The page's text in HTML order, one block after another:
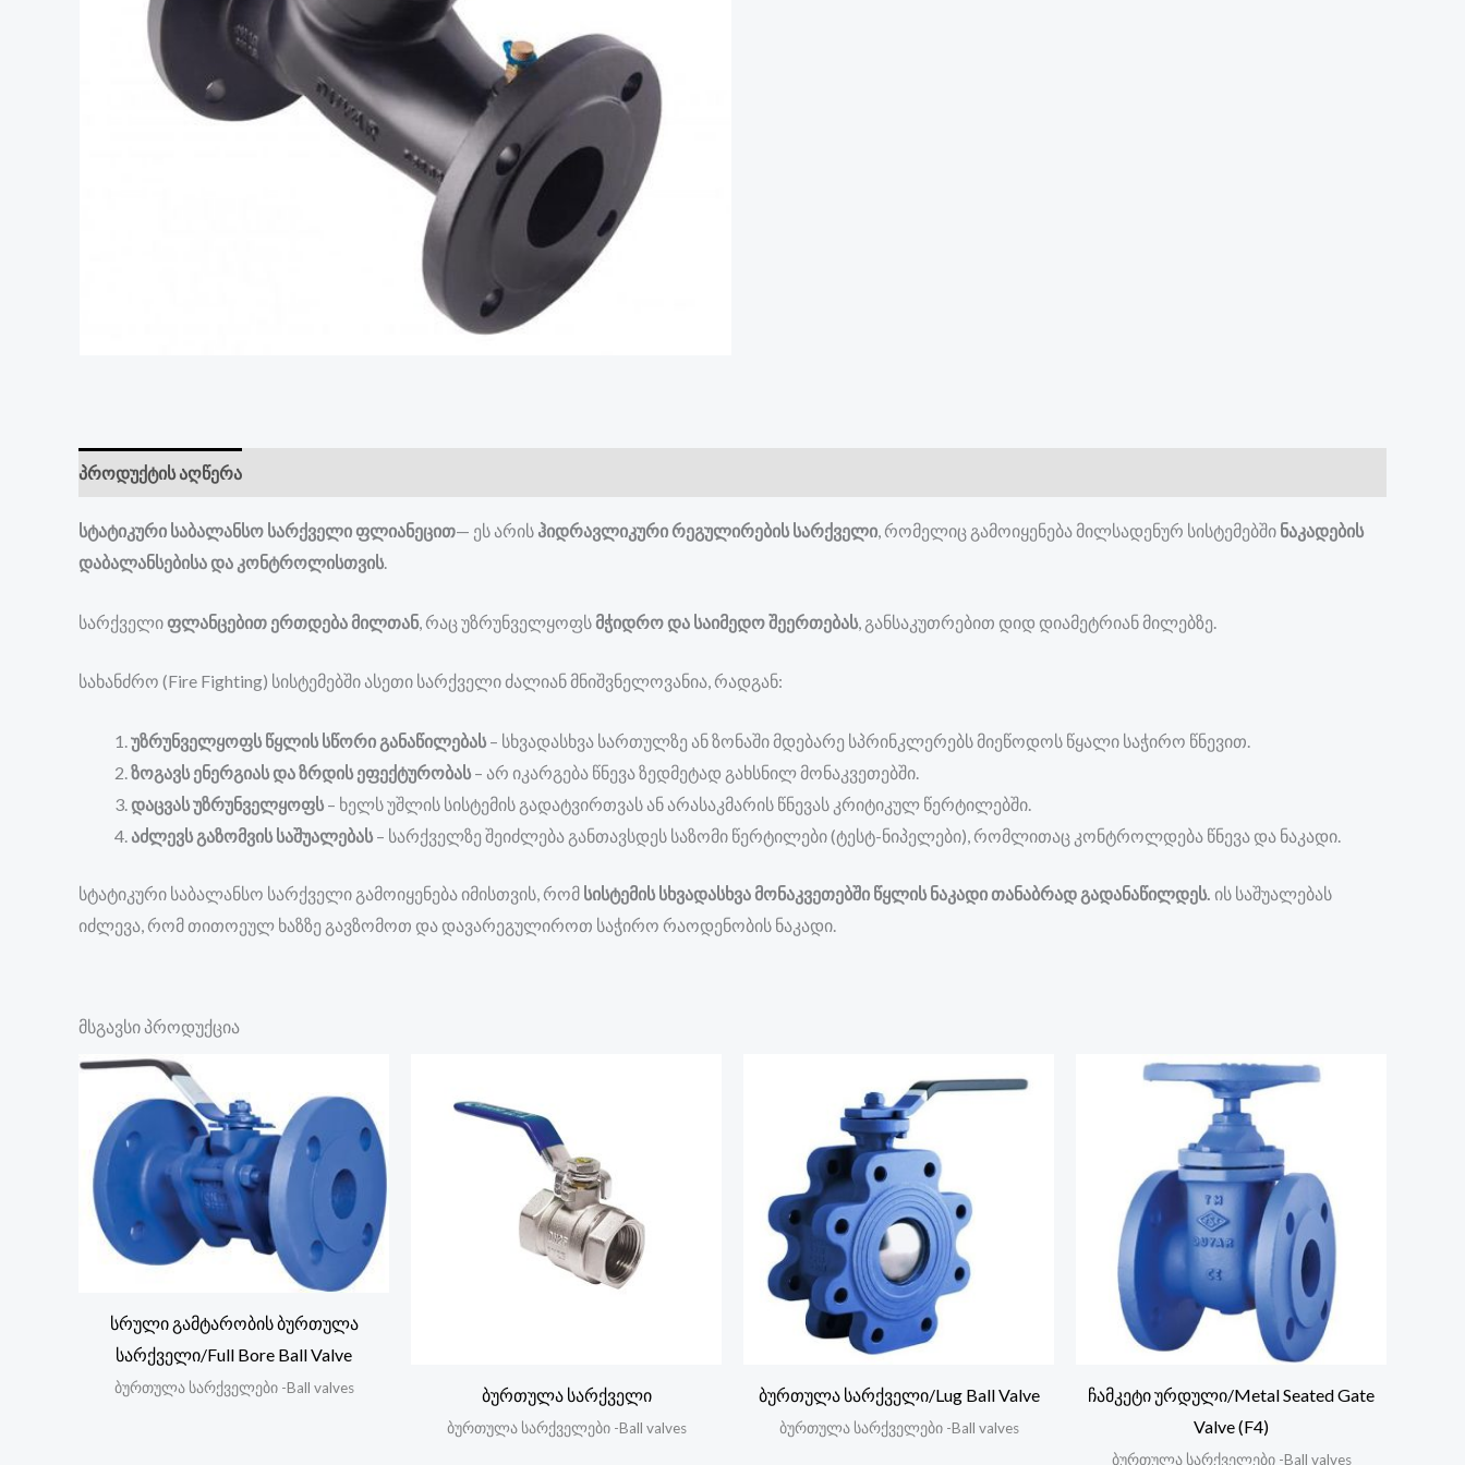
პროდუქტის აღწერა
სტატიკური საბალანსო სარქველი ფლიანეცით— ეს არის ჰიდრავლიკური რეგულირების სარქველი, რომელიც გამოიყენება მილსადენურ სისტემებში ნაკადების
დაბალანსებისა და კონტროლისთვის.
სარქველიფლანცებით ერთდება მილთან, რაც უზრუნველყოფსმჭიდრო და საიმედო შეერთებას, განსაკუთრებით დიდ დიამეტრიან მილებზე.
სახანძრო (Fire Fighting) სისტემებში ასეთი სარქველი ძალიან მნიშვნელოვანია, რადგან:
უზრუნველყოფს წყლის სწორი განაწილებას– სხვადასხვა სართულზე ან ზონაში მდებარე სპრინკლერებს მიეწოდოს წყალი საჭირო წნევით.
ზოგავს ენერგიას და ზრდის ეფექტურობას– არ იკარგება წნევა ზედმეტად გახსნილ მონაკვეთებში.
დაცვას უზრუნველყოფს– ხელს უშლის სისტემის გადატვირთვას ან არასაკმარის წნევას კრიტიკულ წერტილებში.
აძლევს გაზომვის საშუალებას– სარქველზე შეიძლება განთავსდეს საზომი წერტილები (ტესტ-ნიპელები), რომლითაც კონტროლდება წნევა და ნაკადი.
სტატიკური საბალანსო სარქველი გამოიყენება იმისთვის, რომ სისტემის სხვადასხვა მონაკვეთებში წყლის ნაკადი თანაბრად გადანაწილდეს. ის საშუალებას
იძლევა, რომ თითოეულ ხაზზე გავზომოთ და დავარეგულიროთ საჭირო რაოდენობის ნაკადი.
მსგავსი პროდუქცია
სრული გამტარობის ბურთულა
სარქველი/Full Bore Ball Valve
ბურთულა სარქველები -Ball valves ბურთულა სარქველი
ბურთულა სარქველები -Ball valves
ბურთულა სარქველი/Lug Ball Valve
ბურთულა სარქველები -Ball valves
ჩამკეტი ურდული/Metal Seated Gate
Valve (F4)
ბურთულა სარქველები -Ball valves